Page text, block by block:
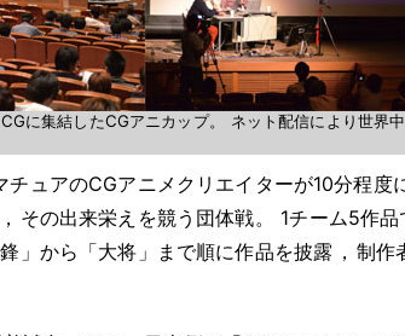
に集結したCGアニカップ。
ネット配信により世界
チュアのCGアニメクリエイターが10分程度
， その出来栄えを競う団体戦。 1チーム5作
鋒」から「大将」まで順に作品を披露 ， 制作